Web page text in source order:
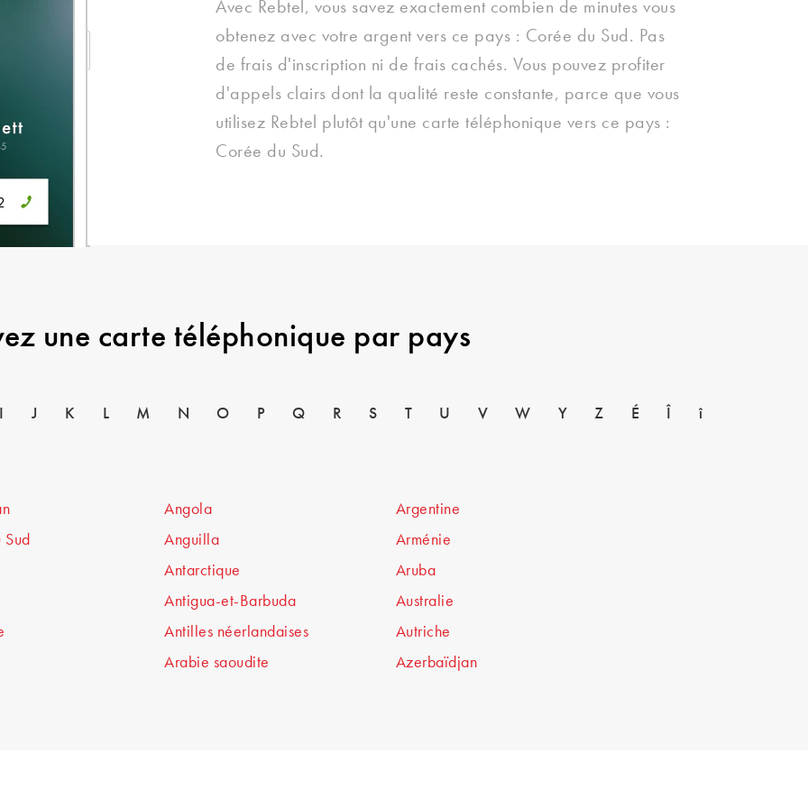
Avec Rebtel, vous savez exactement combien de minutes vous
obtenez avec votre argent vers ce pays : Corée du Sud. Pas
de frais d'inscription ni de frais cachés. Vous pouvez profiter
d'appels clairs dont la qualité reste constante, parce que vous
utilisez Rebtel plutôt qu'une carte téléphonique vers ce pays :
Corée du Sud.
une carte téléphonique par pays
J K L M N O P Q R S T U V W Y Z É î
Angola
Anguilla
Antarctique
Antigua-et-Barbuda
Antilles néerlandaises
Arabie saoudite
Argentine
Arménie
Aruba
Australie
Autriche
Azerbaïdjan